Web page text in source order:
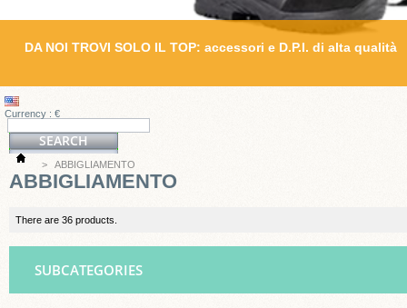
DA NOI TROVI SOLO IL TOP: accessori e D.P.I. di alta qualità
Currency : €
> ABBIGLIAMENTO
ABBIGLIAMENTO
There are 36 products.
SUBCATEGORIES